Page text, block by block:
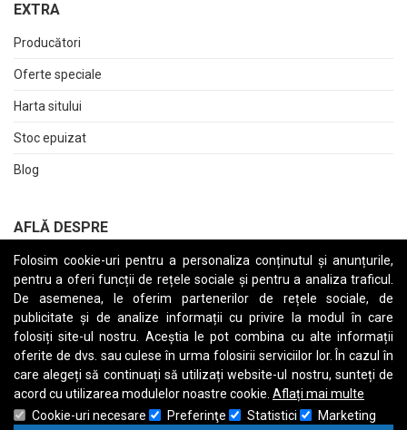
Folosim cookie-uri pentru a personaliza conținutul și anunțurile,
pentru a oferi funcții de rețele sociale și pentru a analiza traficul.
De asemenea, le oferim partenerilor de rețele sociale, de
publicitate și de analize informații cu privire la modul în care
folosiți site-ul nostru. Aceștia le pot combina cu alte informații
oferite de dvs. sau culese în urma folosirii serviciilor lor. În cazul în
care alegeți să continuați să utilizați website-ul nostru, sunteți de
acord cu utilizarea modulelor noastre cookie. Aflați mai multe
Cookie-uri necesare
Preferinţe Statistici Marketing
EXTRA
Producători
Oferte speciale
Harta sitului
Stoc epuizat
Blog
AFLĂ DESPRE
Returnări
Termeni și Condiții
Raport date personale
Cerere stergere cont